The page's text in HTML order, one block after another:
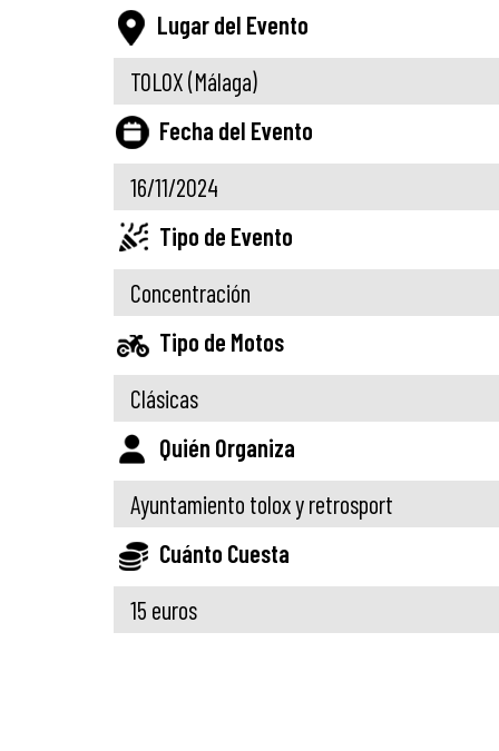
Lugar del Evento
TOLOX(Málaga)
Fecha del Evento
16/11/2024
Tipo de Evento
Concentración
Tipo de Motos
Clásicas
Quién Organiza
Ayuntamiento tolox y retrosport
Cuánto Cuesta
15 euros